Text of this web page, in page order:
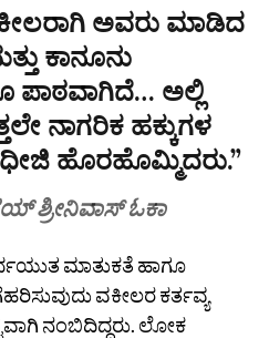
ಅವರು ಮಾಡಿದ
ಕಾನೂನು
ಪಾಠವಾಗಿದೆ… ಅಲ್ಲಿ
ನಾಗರಿಕ ಹಕ್ಕುಗಳ
ಹೊರಹೊಮ್ಮಿದರು.”
ಶ್ರೀನಿವಾಸ್ ಓಕಾ
ಮಾತುಕತೆ ಹಾಗೂ
ವಕೀಲರ ಕರ್ತವ್ಯ
ನಂಬಿದಿದ್ದರು. ಲೋಕ